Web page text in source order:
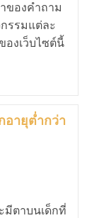
ของคำถาม
รรมแต่ละ
งเว็บไซต์นี้
อายุต่ำกว่า
มีตาบนเด็กที่